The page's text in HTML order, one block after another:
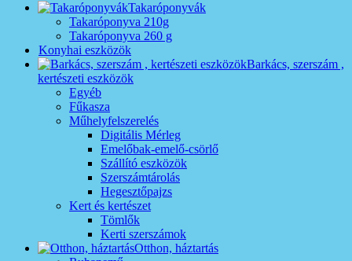
Takaróponyvák
Takaróponyva 210g
Takaróponyva 260 g
Konyhai eszközök
Barkács, szerszám ,
kertészeti eszközök
Egyéb
Fűkasza
Műhelyfelszerelés
Digitális Mérleg
Emelőbak-emelő-csörlő
Szállító eszközök
Szerszámtárolás
Hegesztőpajzs
Kert és kertészet
Tömlők
Kerti szerszámok
Otthon, háztartás